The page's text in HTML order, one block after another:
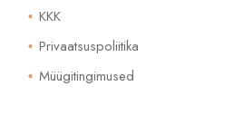
KKK
Privaatsuspoliitika
Müügitingimused